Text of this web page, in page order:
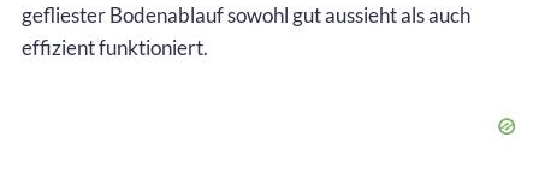
gefliester Bodenablauf sowohl gut aussieht als auch
effizient funktioniert.